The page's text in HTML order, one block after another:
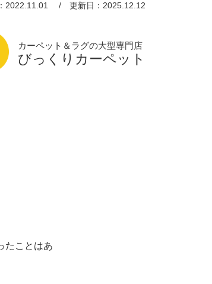
2022.11.01 更新日：2025.12.12
カーペット＆ラグの大型専門店
びっくりカーペット
たことはあ